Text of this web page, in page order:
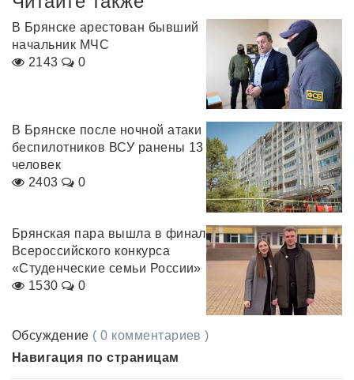
В Брянске арестован бывший
начальник МЧС
2143
0
В Брянске после ночной атаки
беспилотников ВСУ ранены 13
человек
2403
0
Брянская пара вышла в финал
Всероссийского конкурса
«Студенческие семьи России»
1530
0
Обсуждение ( 0 комментариев )
Навигация по страницам